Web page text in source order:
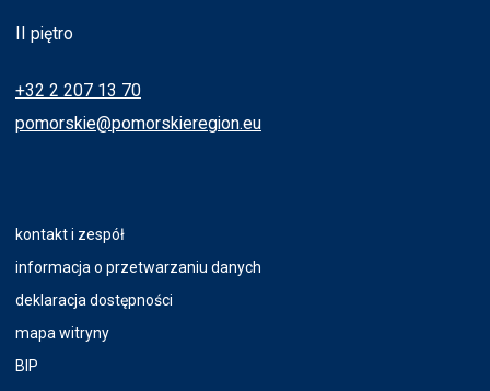
II piętro
+32 2 207 13 70
pomorskie@pomorskieregion.eu
kontakt i zespół
informacja o przetwarzaniu danych
deklaracja dostępności
mapa witryny
BIP